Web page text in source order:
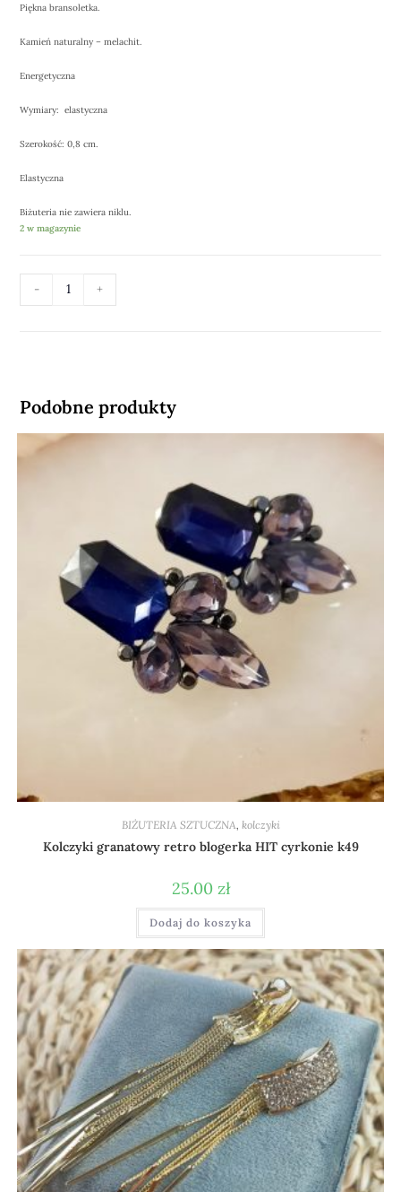
Piękna bransoletka.
Kamień naturalny – melachit.
Energetyczna
Wymiary: elastyczna
Szerokość: 0,8 cm.
Elastyczna
Biżuteria nie zawiera niklu.
2 w magazynie
- +
Podobne produkty
BIŻUTERIA SZTUCZNA kolczyki
Kolczyki granatowy retro blogerka HIT cyrkonie k49
25.00 zł
Dodaj do koszyka